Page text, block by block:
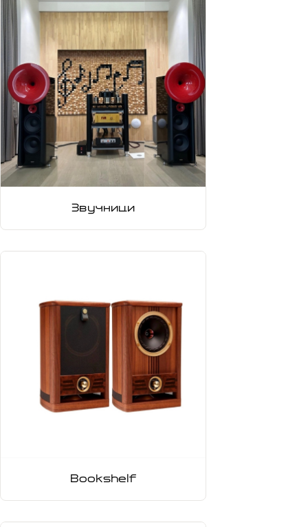
Звучници
Bookshelf